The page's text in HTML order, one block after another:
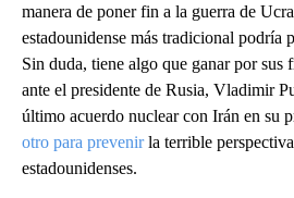
manera de poner fin a la guerra de
estadounidense más tradicional podría
Sin duda, tiene algo que ganar por sus
ante el presidente de Rusia, Vladimir
último acuerdo nuclear con Irán en su
otro para prevenirla terrible
estadounidenses.